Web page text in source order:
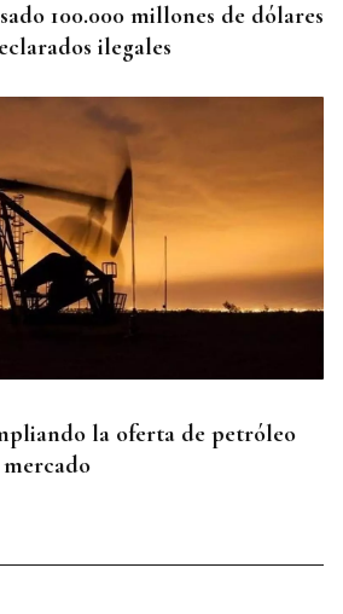
100.000 millones de dólares
ilegales
la oferta de petróleo